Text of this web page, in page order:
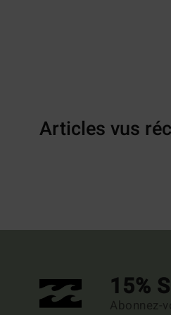
Articles vus
15%
Abonnez-